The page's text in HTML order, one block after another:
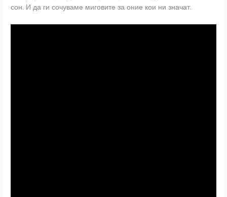
сон. И да ги сочуваме миговите за оние кои ни значат.